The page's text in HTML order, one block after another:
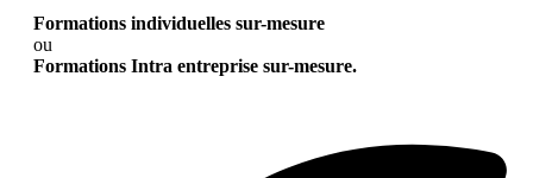
Formations individuelles sur-mesure
ou
Formations Intra entreprise sur-mesure.